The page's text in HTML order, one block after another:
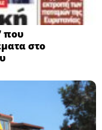
που
στο